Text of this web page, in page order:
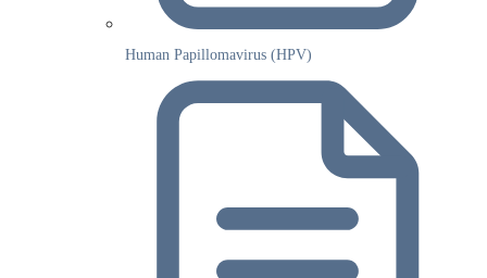
Human Papillomavirus (HPV)